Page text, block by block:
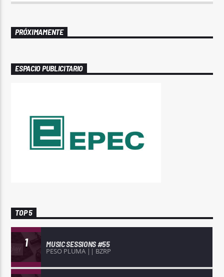
PRÓXIMAMENTE
ESPACIO PUBLICITARIO
TOP 5
1 MUSIC SESSIONS #55
PESO PLUMA || BZRP